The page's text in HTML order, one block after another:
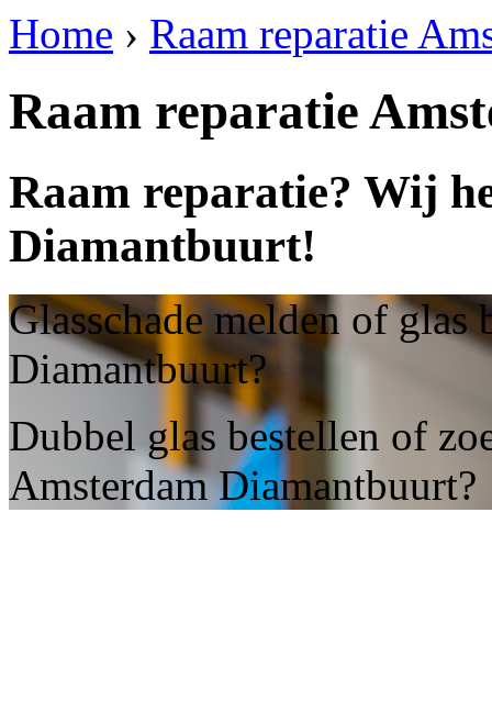
Home › Raam reparatie
Raam reparatie
Raam reparatie? Wij
Diamantbuurt!
Glasschade melden of glas
Diamantbuurt?
Dubbel glas bestellen of
Amsterdam Diamantbuurt?